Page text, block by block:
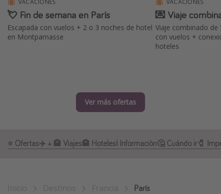
México
Tailandia
Inspiración para viajes
Viajes en tren
VACACIONES
💘 Fin de semana en París
Escapada con vuelos + 2 o 3 noches de hotel
en Montparnasse
VACACIONES
💌 Viaje
Viaje combinado de
con vuelos +
hoteles
Ver más ofertas
⭐️ Ofertas✈️ + 🏨 Viajes🏨 Hotelesℹ️ Información🤔 Cuándo ir🧷
París